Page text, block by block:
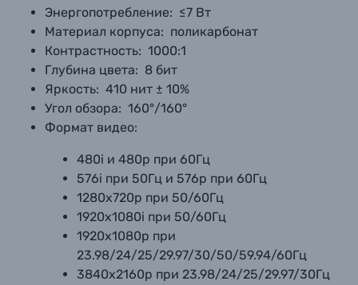
Энергопотребление: ≤7 Вт
Материал корпуса: поликарбонат
Контрастность: 1000:1
Глубина цвета: 8 бит
Яркость: 410 нит ± 10%
Угол обзора: 160°/160°
Формат видео:
480i и 480p при 60Гц
576i при 50Гц и 576p при 60Гц
1280x720p при 50/60Гц
1920x1080i при 50/60Гц
1920x1080p при
23.98/24/25/29.97/30/50/59.94/60Гц
3840x2160p при 23.98/24/25/29.97/30Гц